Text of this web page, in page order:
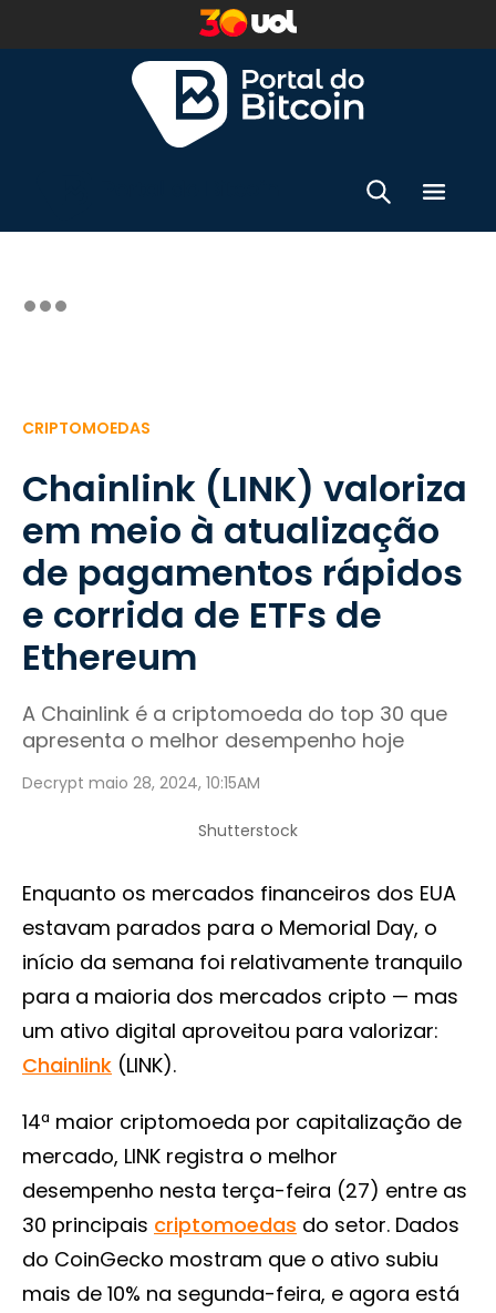
CRIPTOMOEDAS
Chainlink (LINK) valoriza
em meio à atualização
de pagamentos rápidos
e corrida de ETFs de
Ethereum
A Chainlink é a criptomoeda do top 30 que
apresenta o melhor desempenho hoje
Decrypt maio 28, 2024, 10:15AM
Shutterstock
Enquanto os mercados financeiros dos EUA
estavam parados para o Memorial Day, o
início da semana foi relativamente tranquilo
para a maioria dos mercados cripto — mas
um ativo digital aproveitou para valorizar:
Chainlink (LINK).
14ª maior criptomoeda por capitalização de
mercado, LINK registra o melhor
desempenho nesta terça-feira (27) entre as
30 principais criptomoedas do setor. Dados
do CoinGecko mostram que o ativo subiu
mais de 10% na segunda-feira, e agora está